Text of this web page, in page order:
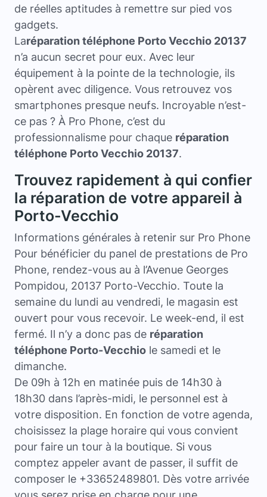
de réelles aptitudes à remettre sur pied vos
gadgets.
Laréparation téléphone Porto Vecchio 20137
n’a aucun secret pour eux. Avec leur
équipement à la pointe de la technologie, ils
opèrent avec diligence. Vous retrouvez vos
smartphones presque neufs. Incroyable n’est-
ce pas ? À Pro Phone, c’est du
professionnalisme pour chaque réparation
téléphone Porto Vecchio 20137.
Trouvez rapidement à qui confier
la réparation de votre appareil à
Porto-Vecchio
Informations générales à retenir sur Pro Phone
Pour bénéficier du panel de prestations de Pro
Phone, rendez-vous au à l’Avenue Georges
Pompidou, 20137 Porto-Vecchio. Toute la
semaine du lundi au vendredi, le magasin est
ouvert pour vous recevoir. Le week-end, il est
fermé. Il n’y a donc pas de réparation
téléphone Porto-Vecchio le samedi et le
dimanche.
De 09h à 12h en matinée puis de 14h30 à
18h30 dans l’après-midi, le personnel est à
votre disposition. En fonction de votre agenda,
choisissez la plage horaire qui vous convient
pour faire un tour à la boutique. Si vous
comptez appeler avant de passer, il suffit de
composer le +33652489801. Dès votre arrivée